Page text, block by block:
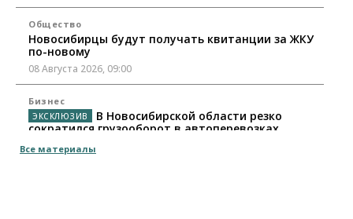
Общество
Новосибирцы будут получать квитанции за ЖКУ
по-новому
08 Августа 2026, 09:00
Бизнес
В Новосибирской области резко
сократился грузооборот в автоперевозках
07 Августа 2026, 19:00
Все материалы